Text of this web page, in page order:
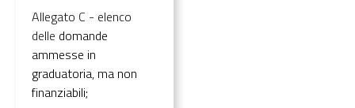
Allegato C - elenco
delle domande
ammesse in
graduatoria, ma non
finanziabili;